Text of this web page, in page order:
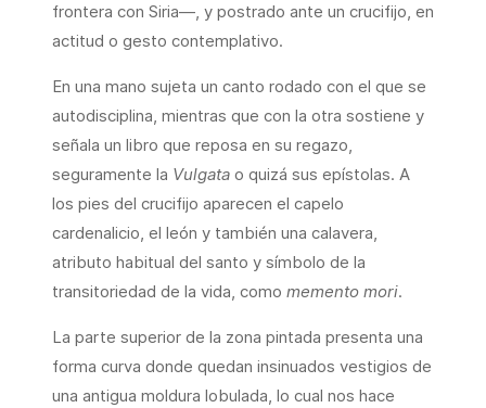
frontera con Siria—, y postrado ante un crucifijo, en
actitud o gesto contemplativo.
En una mano sujeta un canto rodado con el que se
autodisciplina, mientras que con la otra sostiene y
señala un libro que reposa en su regazo,
seguramente la Vulgata o quizá sus epístolas. A
los pies del crucifijo aparecen el capelo
cardenalicio, el león y también una calavera,
atributo habitual del santo y símbolo de la
transitoriedad de la vida, como memento mori.
La parte superior de la zona pintada presenta una
forma curva donde quedan insinuados vestigios de
una antigua moldura lobulada, lo cual nos hace